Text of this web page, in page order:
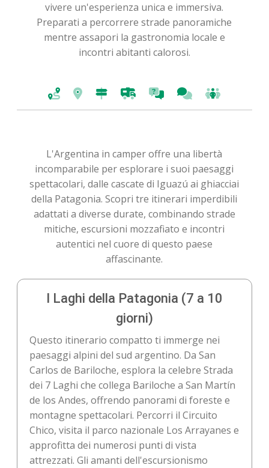
vivere un'esperienza unica e immersiva.
Preparati a percorrere strade panoramiche
mentre assapori la gastronomia locale e
incontri abitanti calorosi.
L'Argentina in camper offre una libertà
incomparabile per esplorare i suoi paesaggi
spettacolari, dalle cascate di Iguazú ai ghiacciai
della Patagonia. Scopri tre itinerari imperdibili
adattati a diverse durate, combinando strade
mitiche, escursioni mozzafiato e incontri
autentici nel cuore di questo paese
affascinante.
I Laghi della Patagonia (7 a 10
giorni)
Questo itinerario compatto ti immerge nei
paesaggi alpini del sud argentino. Da San
Carlos de Bariloche, esplora la celebre Strada
dei 7 Laghi che collega Bariloche a San Martín
de los Andes, offrendo panorami di foreste e
montagne spettacolari. Percorri il Circuito
Chico, visita il parco nazionale Los Arrayanes e
approfitta dei numerosi punti di vista
attrezzati. Gli amanti dell'escursionismo